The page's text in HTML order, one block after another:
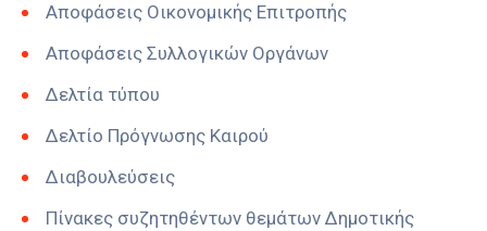
Αποφάσεις Οικονομικής Επιτροπής
Αποφάσεις Συλλογικών Οργάνων
Δελτία τύπου
Δελτίο Πρόγνωσης Καιρού
Διαβουλεύσεις
Πίνακες συζητηθέντων θεμάτων Δημοτικής